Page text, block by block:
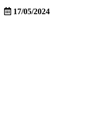
17/05/2024